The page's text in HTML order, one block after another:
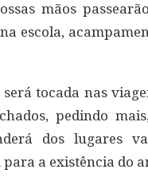
mãos
escola,
tocada nas
pedindo
dos lugares
a existência do